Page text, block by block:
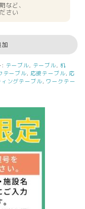
など、
さい
: テーブル, テーブル, 机
テーブル, 応接テーブル,応
ィングテーブル, ワークテー